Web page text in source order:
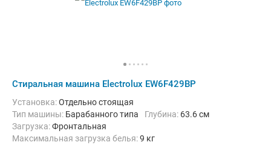
Стиральная машина Electrolux EW6F429BP
Установка:Отдельно стоящая
Тип машины: Барабанного типа Глубина: 63.6 см
загрузка:Фронтальная
Максимальная загрузка белья:9 кг